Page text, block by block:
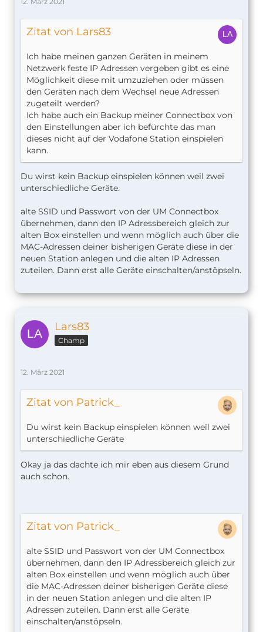
Zitat von Lars83
Ich habe meinen ganzen Geräten in meinem
Netzwerk feste IP Adressen vergeben gibt es eine
Möglichkeit diese mit umzuziehen oder müssen
den Geräten nach dem Wechsel neue Adressen
zugeteilt werden?
Ich habe auch ein Backup meiner Connectbox von
den Einstellungen aber ich befürchte das man
dieses nicht auf der Vodafone Station einspielen
kann.
Du wirst kein Backup einspielen können weil zwei
unterschiedliche Geräte.
alte SSID und Passwort von der UM Connectbox
übernehmen, dann den IP Adressbereich gleich zur
alten Box einstellen und wenn möglich auch über die
MAC-Adressen deiner bisherigen Geräte diese in der
neuen Station anlegen und die alten IP Adressen
zuteilen. Dann erst alle Geräte einschalten/anstöpseln.
Lars83
Champ
12. März 2021
Zitat von Patrick_
Du wirst kein Backup einspielen können weil zwei
unterschiedliche Geräte
Okay ja das dachte ich mir eben aus diesem Grund
auch schon.
Zitat von Patrick_
alte SSID und Passwort von der UM Connectbox
übernehmen, dann den IP Adressbereich gleich zur
alten Box einstellen und wenn möglich auch über
die MAC-Adressen deiner bisherigen Geräte diese
in der neuen Station anlegen und die alten IP
Adressen zuteilen. Dann erst alle Geräte
einschalten/anstöpseln.